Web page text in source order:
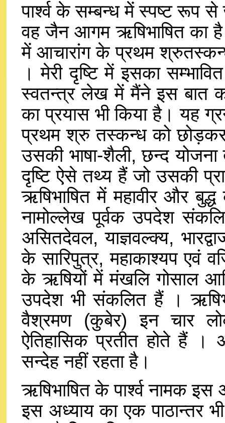
पार्श्व के सम्बन्ध में स्पष्ट रूप से
वह जैन आगम ऋषिभाषित का
में आचारांग के प्रथम
। मेरी दृष्टि में इसका
स्वतन्त्र लेख में मैंने इस बात
का प्रयास भी किया है। यह
प्रथम श्रु तस्कन्ध को छोड़कर
उसकी भाषा-शैली, छन्द योजना
दृष्टि ऐसे तथ्य हैं जो उसकी
ऋषिभाषित में महावीर और
नामोल्लेख पूर्वक उपदेश
असितदेवल, याज्ञवल्क्य,
के सारिपुत्र, महाकाश्यप एवं
के ऋषियों में मंखलि गोसाल
उपदेश भी संकलित हैं ।
वैश्रमण (कुबेर) इन चार
ऐतिहासिक प्रतीत होते हैं ।
सन्देह नहीं रहता है।
ऋषिभाषित के पार्श्व नामक
इस अध्याय का एक पाठान्तर